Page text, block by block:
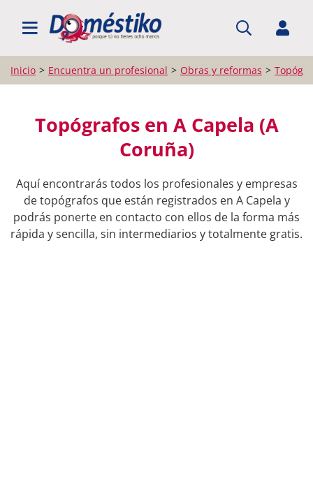
BUSCAR PROFESIONALES
Inicio Encuentra un profesional Obras y reformas
Topógrafos en A Capela (A
Coruña)
Aquí encontrarás todos los profesionales y empresas
de topógrafos que están registrados en A Capela y
podrás ponerte en contacto con ellos de la forma más
rápida y sencilla, sin intermediarios y totalmente gratis.